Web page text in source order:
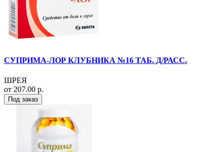
СУПРИМА-ЛОР КЛУБНИКА №16 ТАБ. Д/РАСС.
ШРЕЯ
от 207.00 р.
Под заказ